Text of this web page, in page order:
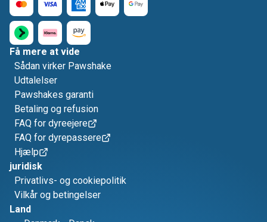
Få mere at vide
Sådan virker Pawshake
Udtalelser
Pawshakes garanti
Betaling og refusion
FAQ for dyreejere
FAQ for dyrepassere
Hjælp
juridisk
Privatlivs- og cookiepolitik
Vilkår og betingelser
Land